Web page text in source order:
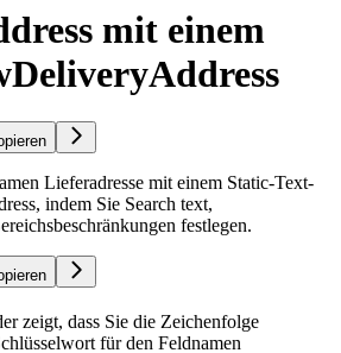
mit einem
Lieferadresse mit einem Static-Text-
indem Sie Search text,
festlegen.
zeigt, dass Sie die Zeichenfolge
für den Feldnamen